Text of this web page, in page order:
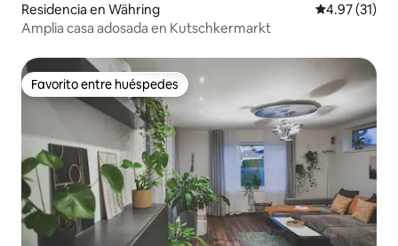
Residencia en Währing Calificación
4.97 (31)
Amplia casa adosada en Kutschkermarkt
Favorito entre huéspedes
Favorito entre huéspedes